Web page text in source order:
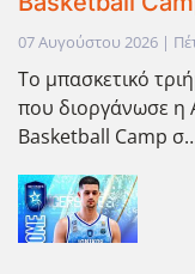
07 Αυγούστου 2026 |
Το μπασκετικό
που διοργάνωσε η
Basketball Camp